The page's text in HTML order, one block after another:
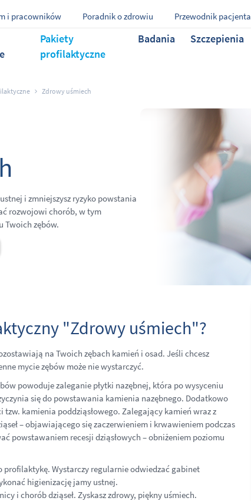
i pracowników Poradnik o zdrowiu Przewodnik pacjenta
Pakiety
profilaktyczne
Badania Szczepienia
Zdrowy uśmiech
i zmniejszysz ryzyko powstania
rozwojowi chorób, w tym
Twoich zębów.
"Zdrowy uśmiech"?
na Twoich zębach kamień i osad. Jeśli chcesz
mycie zębów może nie wystarczyć.
powoduje zaleganie płytki nazębnej, która po wysyceniu
się do powstawania kamienia nazębnego. Dodatkowo
kamienia poddziąsłowego. Zalegający kamień wraz z
– objawiającego się zaczerwieniem i krwawieniem podczas
powstawaniem recesji dziąsłowych – obniżeniem poziomu
profilaktykę. Wystarczy regularnie odwiedzać gabinet
higienizację jamy ustnej.
i chorób dziąseł. Zyskasz zdrowy, piękny uśmiech.